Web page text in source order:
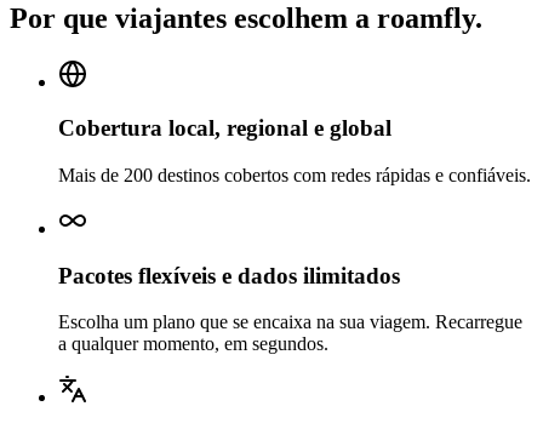
Por que viajantes escolhem a roamfly.
Cobertura local, regional e global
Mais de 200 destinos cobertos com redes rápidas e confiáveis.
Pacotes flexíveis e dados ilimitados
Escolha um plano que se encaixa na sua viagem. Recarregue
a qualquer momento, em segundos.